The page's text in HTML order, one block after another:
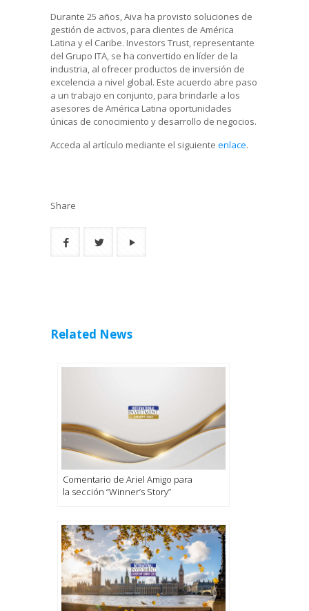
Durante 25 años, Aiva ha provisto soluciones de
gestión de activos, para clientes de América
Latina y el Caribe. Investors Trust, representante
del Grupo ITA, se ha convertido en líder de la
industria, al ofrecer productos de inversión de
excelencia a nivel global. Este acuerdo abre paso
a un trabajo en conjunto, para brindarle a los
asesores de América Latina oportunidades
únicas de conocimiento y desarrollo de negocios.
Acceda al artículo mediante el siguiente enlace.
Share
Related News
Comentario de Ariel Amigo para
la sección “Winner’s Story”